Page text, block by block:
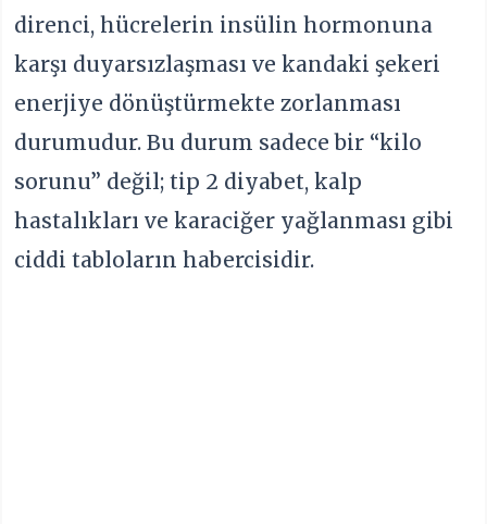
direnci, hücrelerin insülin hormonuna
karşı duyarsızlaşması ve kandaki şekeri
enerjiye dönüştürmekte zorlanması
durumudur. Bu durum sadece bir “kilo
sorunu” değil; tip 2 diyabet, kalp
hastalıkları ve karaciğer yağlanması gibi
ciddi tabloların habercisidir.